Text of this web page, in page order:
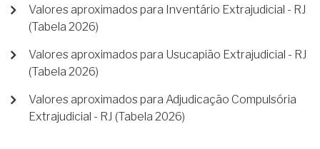
Valores aproximados para Inventário Extrajudicial - RJ
(Tabela 2026)
Valores aproximados para Usucapião Extrajudicial - RJ
(Tabela 2026)
Valores aproximados para Adjudicação Compulsória
Extrajudicial - RJ (Tabela 2026)